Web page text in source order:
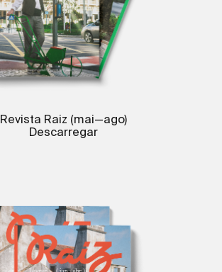
Revista Raiz (mai—ago)
Descarregar